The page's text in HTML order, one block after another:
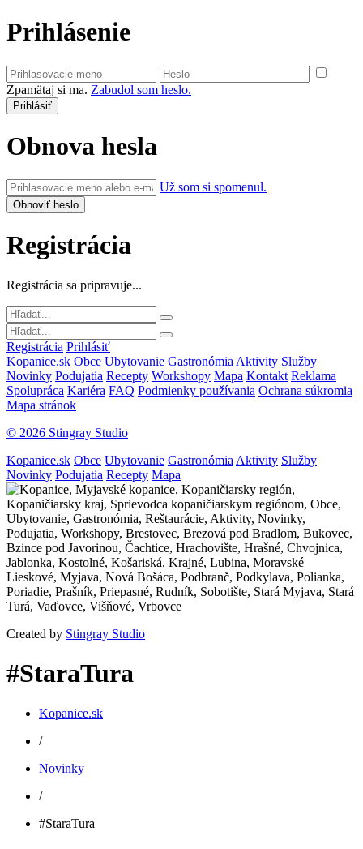
Prihlásenie
Zpamätaj si ma. Zabudol som heslo.
Obnova hesla
Už som si spomenul.
Registrácia
Registrácia sa pripravuje...
Registrácia Prihlásiť
Kopanice.sk Obce Ubytovanie Gastronómia Aktivity Služby
Novinky Podujatia Recepty Workshopy Mapa Kontakt Reklama
Spolupráca Kariéra FAQ Podmienky používania Ochrana súkromia
Mapa stránok
© 2026 Stingray Studio
Kopanice.sk Obce Ubytovanie Gastronómia Aktivity Služby
Novinky Podujatia Recepty Mapa
Created by Stingray Studio
#StaraTura
Kopanice.sk
/
Novinky
/
#StaraTura